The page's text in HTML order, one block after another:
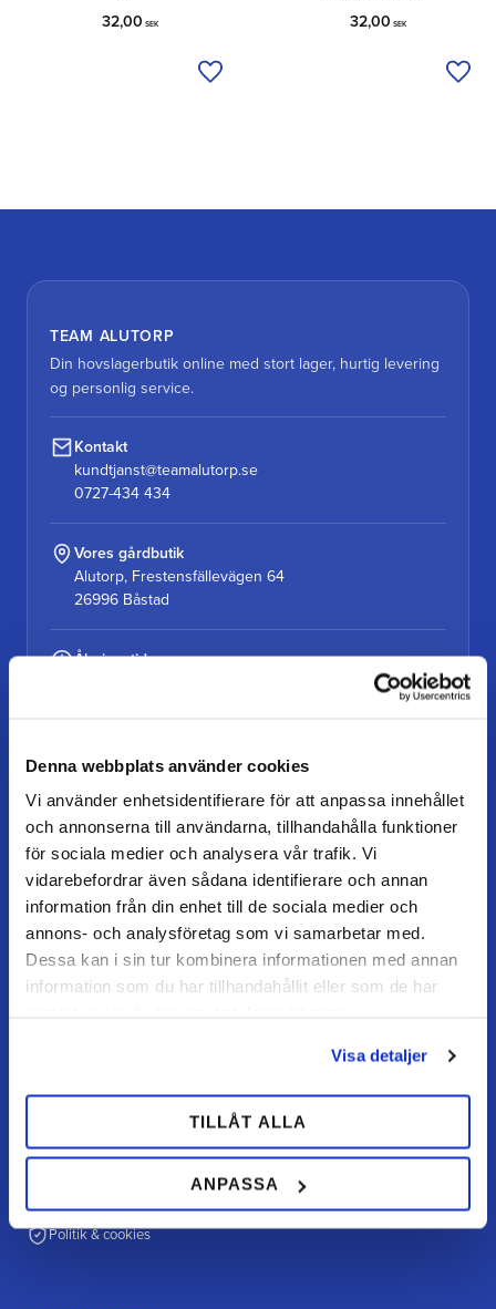
Denna webbplats använder cookies
Vi använder enhetsidentifierare för att anpassa innehållet
och annonserna till användarna, tillhandahålla funktioner
för sociala medier och analysera vår trafik. Vi
vidarebefordrar även sådana identifierare och annan
information från din enhet till de sociala medier och
annons- och analysföretag som vi samarbetar med.
Dessa kan i sin tur kombinera informationen med annan
information som du har tillhandahållit eller som de har
Visa detaljer
TILLÅT ALLA
ANPASSA
32,00 SEK
Tilføj til ønskeliste
32,00 SEK
TEAM ALUTORP
Din hovslagerbutik online med stort lager, hurtig levering
og personlig service.
Kontakt
kundtjanst@teamalutorp.se
0727-434 434
Vores gårdbutik
Alutorp, Frestensfällevägen 64
26996 Båstad
Åbningstider
KUNDESERVICE
Kundeservice
Mine sider
FAQ
Returnering / fortryd køb
Reklamation
HANDL HOS OS
Betalingsmuligheder
Politik & cookies